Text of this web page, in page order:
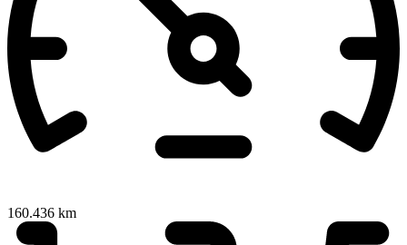
160.436 km